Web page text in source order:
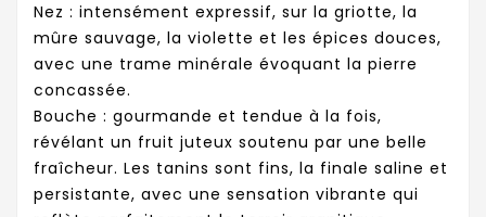
Nez : intensément expressif, sur la griotte, la
mûre sauvage, la violette et les épices douces,
avec une trame minérale évoquant la pierre
concassée.
Bouche : gourmande et tendue à la fois,
révélant un fruit juteux soutenu par une belle
fraîcheur. Les tanins sont fins, la finale saline et
persistante, avec une sensation vibrante qui